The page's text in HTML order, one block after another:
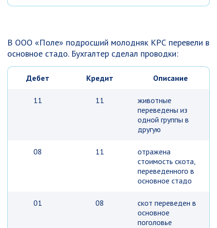
В ООО «Поле» подросший молодняк КРС перевели в
основное стадо. Бухгалтер сделал проводки:
Дебет Кредит Описание
11 11
животные
переведены из
одной группы в
другую
08 11
отражена
стоимость скота,
переведенного в
основное стадо
01 08
скот переведен в
основное
поголовье